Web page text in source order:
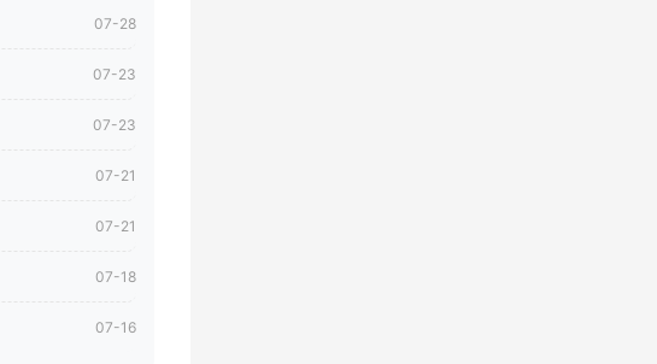
07-28
07-23
07-23
07-21
07-21
07-18
07-16